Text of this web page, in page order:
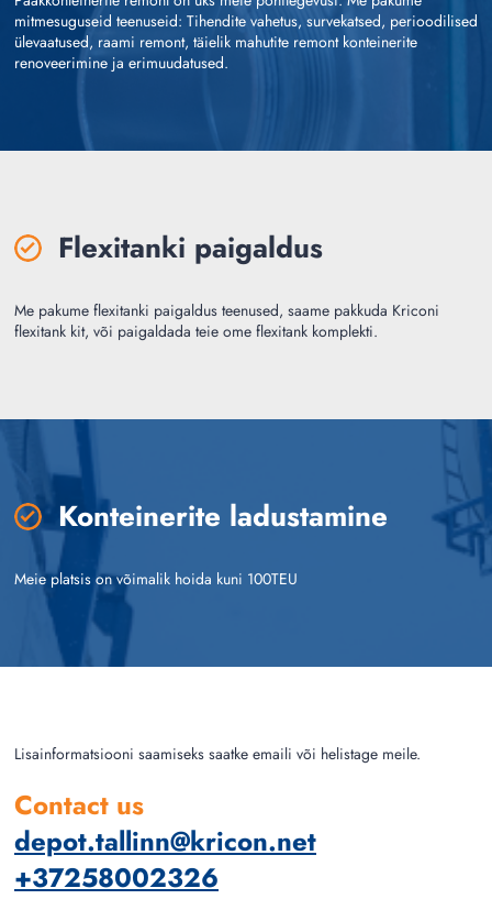
mitmesuguseid teenuseid: Tihendite vahetus, survekatsed, perioodilised
ülevaatused, raami remont, täielik mahutite remont konteinerite
renoveerimine ja erimuudatused.
Flexitanki paigaldus
Me pakume flexitanki paigaldus teenused, saame pakkuda Kriconi
flexitank kit, või paigaldada teie ome flexitank komplekti.
Konteinerite ladustamine
Meie platsis on võimalik hoida kuni 100TEU
Lisainformatsiooni saamiseks saatke emaili või helistage meile.
Contact us
depot.tallinn@kricon.net
+37258002326